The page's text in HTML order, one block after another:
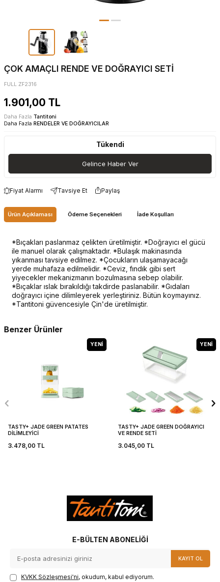
ÇOK AMAÇLI RENDE VE DOĞRAYICI SETİ
FULL ZF2316
1.901,00 TL
Daha Fazla Tantitoni
Daha Fazla RENDELER VE DOĞRAYICILAR
Tükendi
Gelince Haber Ver
Fiyat Alarmı Tavsiye Et Paylaş
Ürün Açıklaması Ödeme Seçenekleri İade Koşulları
*Bıçakları paslanmaz çelikten üretilmiştir. *Doğrayıcı el gücü
ile manuel olarak çalışmaktadır. *Bulaşık makinasında
yıkanması tavsiye edilmez. *Çocukların ulaşamayacağı
yerde muhafaza edilmelidir. *Ceviz, fındık gibi sert
yiyecekler mekanizmanın bozulmasına sebep olabilir.
*Bıçaklar ıslak bırakıldığı takdirde paslanabilir. *Gıdaları
doğrayıcı içine dilimleyerek yerleştiriniz. Bütün koymayınız.
*Tantitoni güvencesiyle Çin'de üretilmiştir.
Benzer Ürünler
YENI
TASTY+ JADE GREEN PATATES
DİLİMLEYİCİ
3.478,00 TL
YENI
TASTY+ JADE GREEN DOĞRAYICI
VE RENDE SETİ
3.045,00TL
E-BÜLTEN ABONELIĞI
KAYIT OL
KVKK Sözleşmesi'ni, okudum, kabul ediyorum.